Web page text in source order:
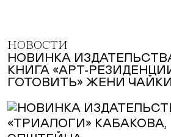
НОВОСТИ
НОВИНКА ИЗДАТЕЛЬСТВА
КНИГА «АРТ-
ГОТОВИТЬ» ЖЕНИ ЧАЙКИ